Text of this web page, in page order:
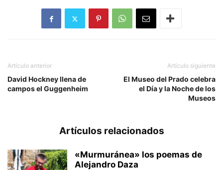
Artículo anterior
David Hockney llena de
campos el Guggenheim
Artículo siguiente
El Museo del Prado celebra
el Día y la Noche de los
Museos
Artículos relacionados
«Murmuránea» los poemas de
Alejandro Daza